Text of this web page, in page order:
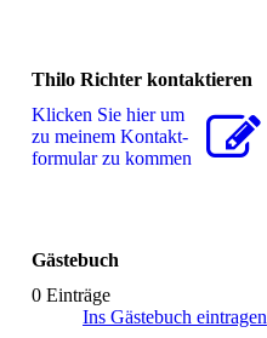
Thilo Richter kontaktieren
Klicken Sie hier um
zu meinem Kon­takt­
for­mu­lar zu kommen
Gästebuch
0 Einträge
Ins Gästebuch eintragen